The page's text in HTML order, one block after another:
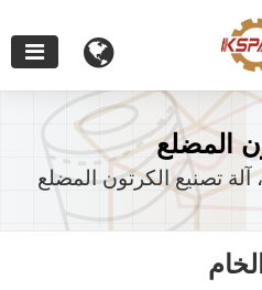
المضلع
تصنيع الكرتون المضلع